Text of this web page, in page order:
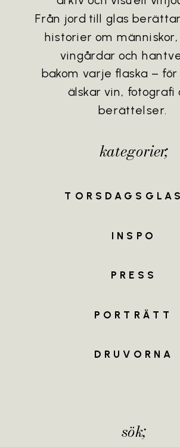
MEET
TEAM
sök;
kategorier;
PORTRÄTT
PRESS
INSPO
DRUVORNA
Från jord till glas
historier om
vingårdar och
bakom varje flaska – för
älskar vin, fotografi
berättelser.